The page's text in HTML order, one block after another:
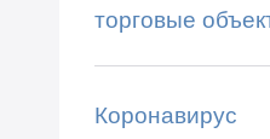
торговые
Коронавирус